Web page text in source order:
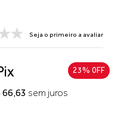
Seja o primeiro a avaliar
66,63 sem juros
23% 0FF